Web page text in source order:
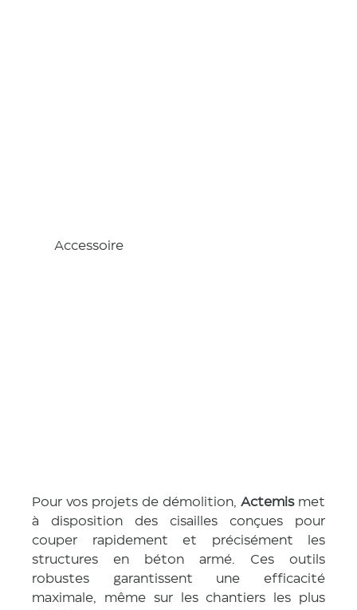
Accessoire
Pour vos projets de démolition, Actemis met
à disposition des cisailles conçues pour
couper rapidement et précisément les
structures en béton armé. Ces outils
robustes garantissent une efficacité
maximale, même sur les chantiers les plus